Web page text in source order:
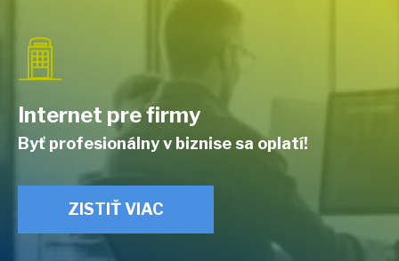
Internet pre firmy
Byť profesionálny v biznise sa oplatí!
ZISTIŤ VIAC